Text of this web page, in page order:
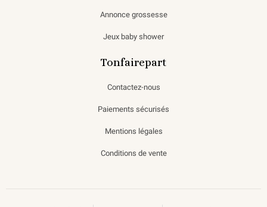
Annonce grossesse
Jeux baby shower
Tonfairepart
Contactez-nous
Paiements sécurisés
Mentions légales
Conditions de vente